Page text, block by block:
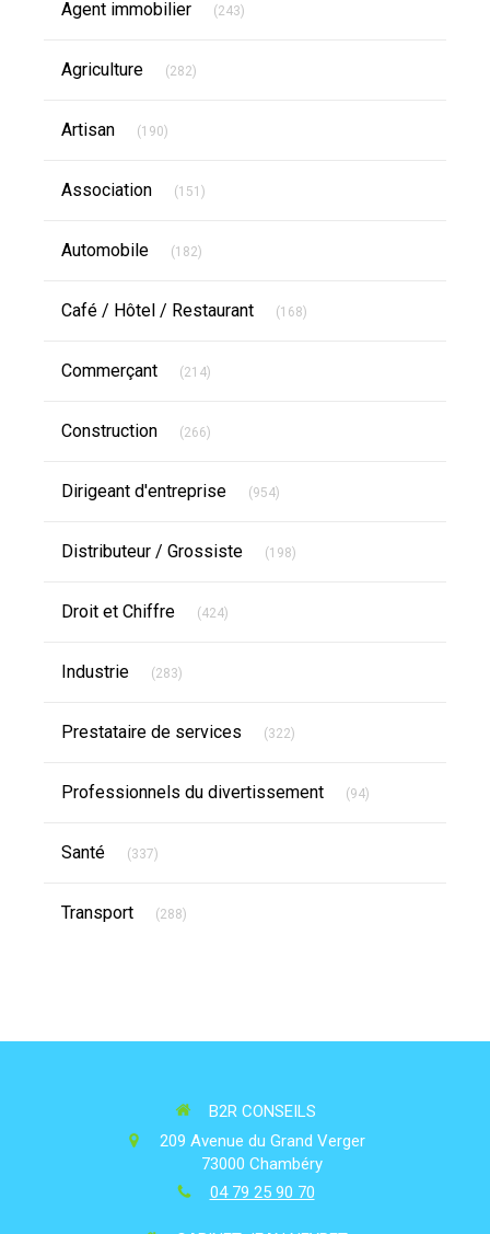
Agent immobilier (243)
Agriculture (282)
Artisan (190)
Association (151)
Automobile (182)
Café / Hôtel / Restaurant (168)
Commerçant (214)
Construction (266)
Dirigeant d'entreprise (954)
Distributeur / Grossiste (198)
Droit et Chiffre (424)
Industrie (283)
Prestataire de services (322)
Professionnels du divertissement (94)
Santé (337)
Transport (288)
B2R CONSEILS
209 Avenue du Grand Verger
73000 Chambéry
04 79 25 90 70